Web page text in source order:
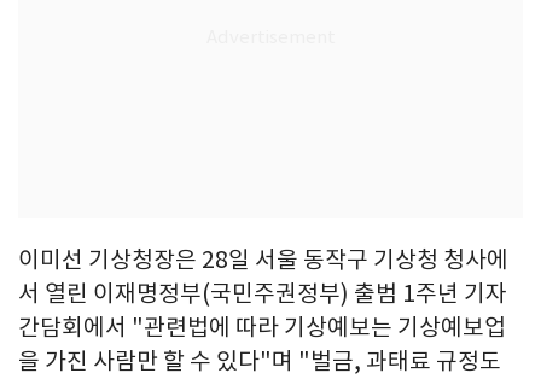
이미선 기상청장은 28일 서울 동작구 기상청 청사에
서 열린 이재명정부(국민주권정부) 출범 1주년 기자
간담회에서 "관련법에 따라 기상예보는 기상예보업
을 가진 사람만 할 수 있다"며 "벌금, 과태료 규정도